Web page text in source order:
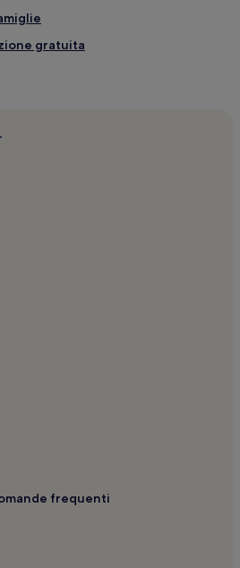
gratuita
hotel nelle vicinanze
Hotel con piscina nelle
Hotel di lusso nelle vicinanze
hotel
nelle vicinanze
animali ammessi
nelle vicinanze
nelle vicinanze
hotel nelle vicinanze
piscina
frequenti